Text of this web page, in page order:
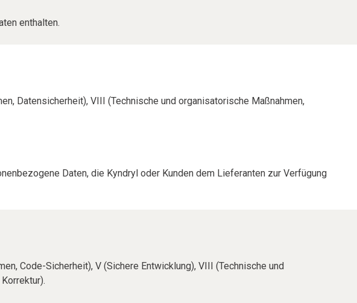
enthalten.
Datensicherheit), VIII (Technische und organisatorische Maßnahmen,
Daten, die Kyndryl oder Kunden dem Lieferanten zur Verfügung
Code-Sicherheit), V (Sichere Entwicklung), VIII (Technische und